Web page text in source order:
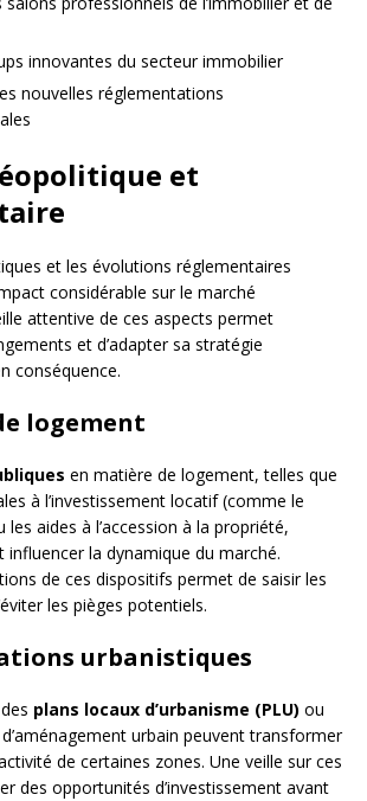
innovantes du secteur immobilier
nouvelles réglementations
et
et les évolutions réglementaires
considérable sur le marché
attentive de ces aspects permet
et d’adapter sa stratégie
conséquence.
logement
en matière de logement, telles que
à l’investissement locatif (comme le
les aides à l’accession à la propriété,
la dynamique du marché.
de ces dispositifs permet de saisir les
les pièges potentiels.
urbanistiques
plans locaux d’urbanisme (PLU) ou
urbain peuvent transformer
de certaines zones. Une veille sur ces
des opportunités d’investissement avant